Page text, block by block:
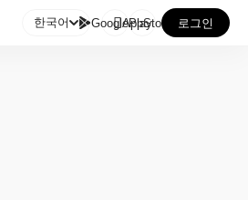
한국어 GooglePlay
AppStore 로그인